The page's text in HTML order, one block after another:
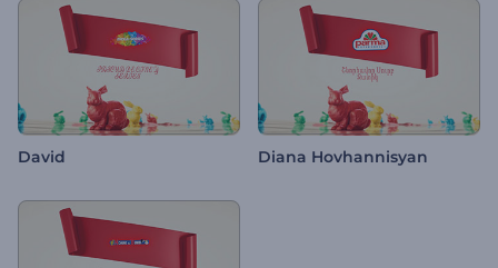
David Diana Hovhannisyan